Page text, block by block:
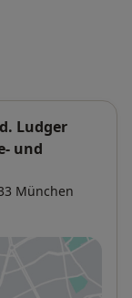
Ludger
und
München
neuen